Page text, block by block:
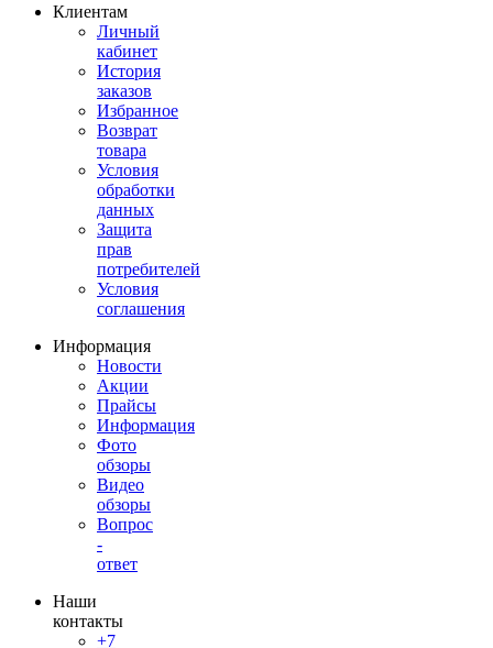
Клиентам
Личный
кабинет
История
заказов
Избранное
Возврат
товара
Условия
обработки
данных
Защита
прав
потребителей
Условия
соглашения
Информация
Новости
Акции
Прайсы
Информация
Фото
обзоры
Видео
обзоры
Вопрос
-
ответ
Наши
контакты
+7